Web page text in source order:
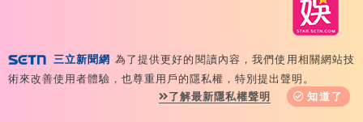
Reserved 版權所有 盜用必究 台北市內湖區舊宗路一段159
號 02-8792-8888
三立新聞網 為了提供更好的閱讀內容，我們使用相關網站技
術來改善使用者體驗，也尊重用戶的隱私權，特別提出聲明。
了解最新隱私權聲明
知道了